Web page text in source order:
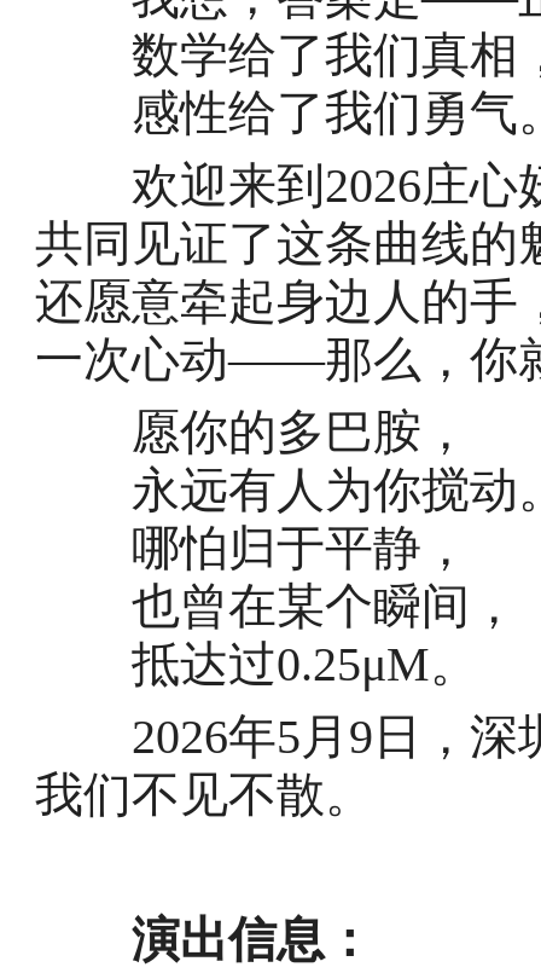
数学给了我们真相
感性给了我们勇气
欢迎来到2026庄心
共同见证了这条曲线的
还愿意牵起身边人的手
一次心动——那么，你
愿你的多巴胺，
永远有人为你搅动
哪怕归于平静，
也曾在某个瞬间，
抵达过0.25μM。
2026年5月9日，深
我们不见不散。
演出信息：